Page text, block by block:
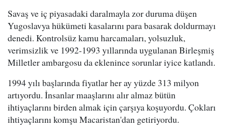
Savaş ve iç piyasadaki daralmayla zor duruma düşen
Yugoslavya hükümeti kasalarını para basarak doldurmayı
denedi. Kontrolsüz kamu harcamaları, yolsuzluk,
verimsizlik ve 1992-1993 yıllarında uygulanan Birleşmiş
Milletler ambargosu da eklenince sorunlar iyice katlandı.
1994 yılı başlarında fiyatlar her ay yüzde 313 milyon
artıyordu. İnsanlar maaşlarını alır almaz bütün
ihtiyaçlarını birden almak için çarşıya koşuyordu. Çokları
ihtiyaçlarını komşu Macaristan'dan getiriyordu.